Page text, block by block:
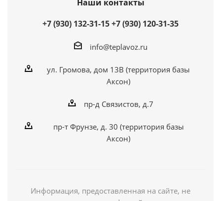
Наши контакты
+7 (930) 132-31-15+7 (930) 120-31-35
info@teplavoz.ru
ул. Громова, дом 13В (территория базы
Аксон)
пр-д Связистов, д.7
пр-т Фрунзе, д. 30 (территория базы
Аксон)
Информация, предоставленная на сайте, не